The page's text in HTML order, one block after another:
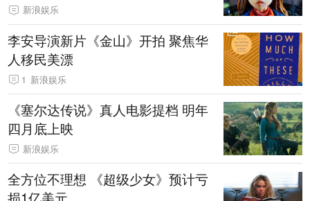
新浪娱乐
李安导演新片《金山》开拍 聚焦华
人移民美漂
1 新浪娱乐
《塞尔达传说》真人电影提档 明年
四月底上映
新浪娱乐
全方位不理想 《超级少女》预计亏